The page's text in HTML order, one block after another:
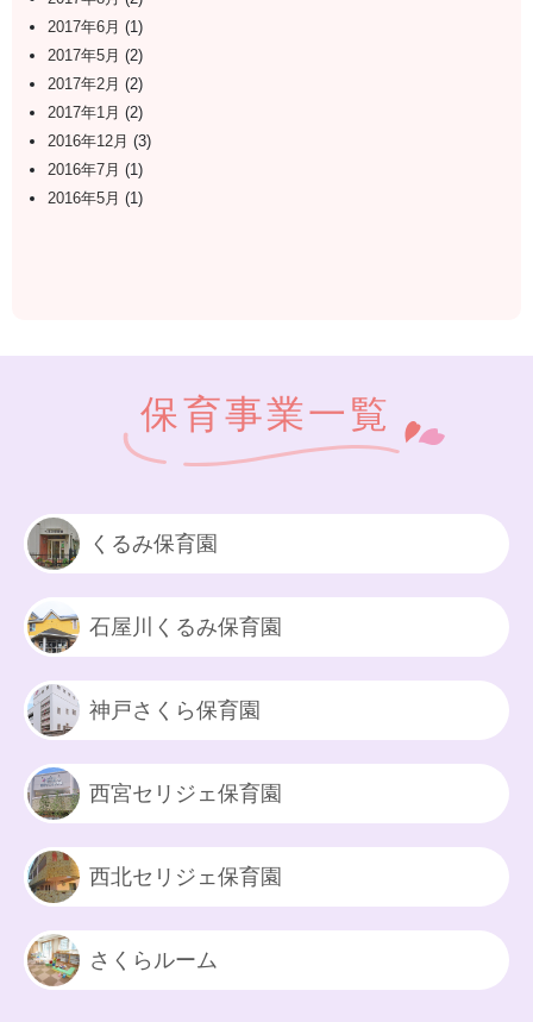
2017年6月 (1)
2017年5月 (2)
2017年2月 (2)
2017年1月 (2)
2016年12月 (3)
2016年7月 (1)
2016年5月 (1)
保育事業一覧
くるみ保育園
石屋川くるみ保育園
神戸さくら保育園
西宮セリジェ保育園
西北セリジェ保育園
さくらルーム